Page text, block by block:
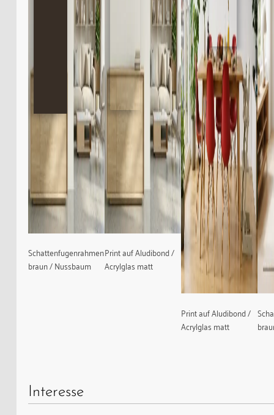
Schattenfugenrahmen
braun / Nussbaum
Print auf Aludibond /
Acrylglas matt
Print auf Aludibond /
Acrylglas matt
Interesse